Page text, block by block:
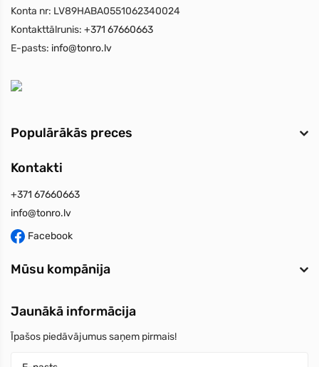
Konta nr: LV89HABA0551062340024
Kontakttālrunis: +371 67660663
E-pasts: info@tonro.lv
Populārākās preces
Kontakti
+371 67660663
info@tonro.lv
Facebook
Mūsu kompānija
Jaunākā informācija
Īpašos piedāvājumus saņem pirmais!